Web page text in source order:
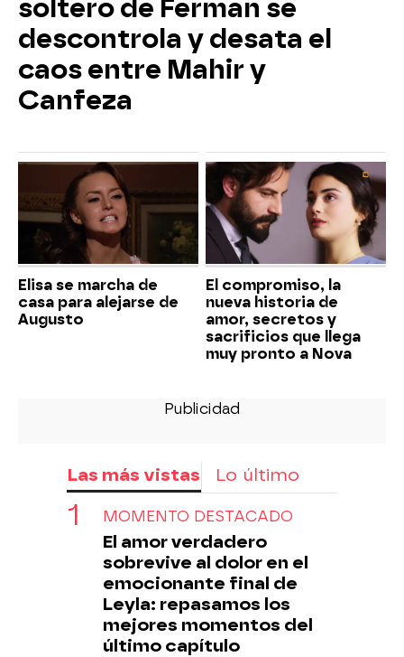
soltero de Ferman se
descontrola y desata el
caos entre Mahir y
Canfeza
Elisa se marcha de
casa para alejarse de
Augusto
El compromiso, la
nueva historia de
amor, secretos y
sacrificios que llega
muy pronto a Nova
Las más vistas Lo último
MOMENTO DESTACADO
El amor verdadero
sobrevive al dolor en el
emocionante final de
Leyla: repasamos los
mejores momentos del
último capítulo